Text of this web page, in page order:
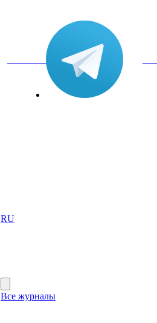
вКонтакте
RU
Все журналы